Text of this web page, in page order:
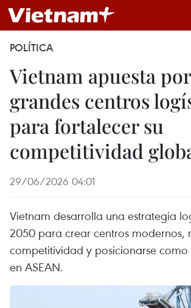
POLÍTICA
Vietnam apuesta por
grandes centros
para fortalecer su
competitividad
29/06/2026 04:01
Vietnam desarrolla una estrategia
2050 para crear centros modernos,
competitividad y posicionarse
en ASEAN.